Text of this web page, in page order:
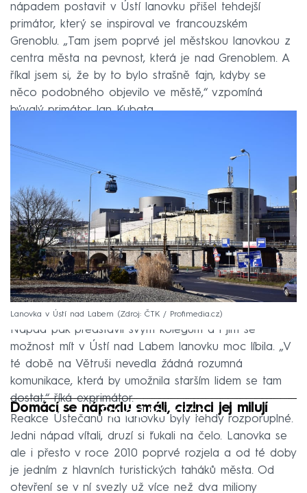
nápadem postavit v Ústí lanovku přišel tehdejší
primátor, který se inspiroval ve francouzském
Grenoblu. „Tam jsem poprvé jel městskou lanovkou z
centra města na pevnost, která je nad Grenoblem. A
říkal jsem si, že by to bylo strašně fajn, kdyby se
něco podobného objevilo ve městě,“ vzpomíná
bývalý primátor Jan Kubata.
Lanovka v Ústí nad Labem Zdroj: ČTK / Profimedia.cz
Nápad pak představil svým kolegům a i jim se
možnost mít v Ústí nad Labem lanovku moc líbila. „V
té době na Větruši nevedla žádná rozumná
komunikace, která by umožnila starším lidem se tam
dostat,“ říká exprimátor.
Failed to fetch
Domácí se nápadu smáli, cizinci jej milují
Reakce Ústečanů na lanovku byly tehdy rozporuplné.
Jedni nápad vítali, druzí si ťukali na čelo. Lanovka se
ale i přesto v roce 2010 poprvé rozjela a od té doby
je jedním z hlavních turistických taháků města. Od
otevření se v ní svezly už více než dva miliony